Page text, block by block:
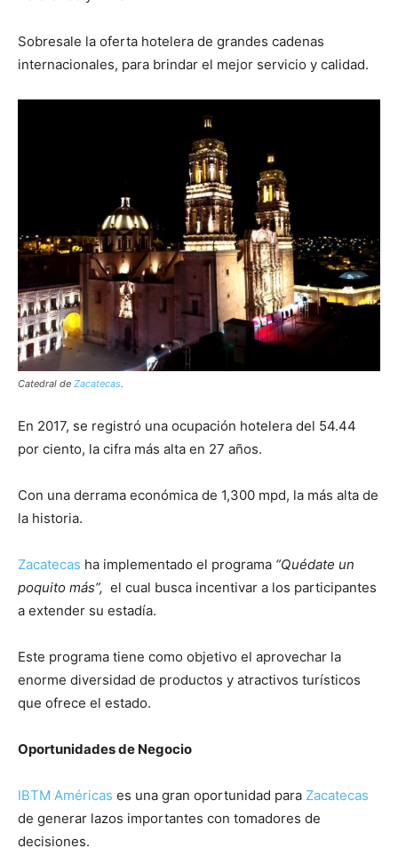
Sobresale la oferta hotelera de grandes cadenas
internacionales, para brindar el mejor servicio y calidad.
Catedral de Zacatecas.
En 2017, se registró una ocupación hotelera del 54.44
por ciento, la cifra más alta en 27 años.
Con una derrama económica de 1,300 mpd, la más alta de
la historia.
Zacatecas ha implementado el programa “Quédate un
poquito más”, el cual busca incentivar a los participantes
a extender su estadía.
Este programa tiene como objetivo el aprovechar la
enorme diversidad de productos y atractivos turísticos
que ofrece el estado.
Oportunidades de Negocio
IBTM Américas es una gran oportunidad para Zacatecas
de generar lazos importantes con tomadores de
decisiones.